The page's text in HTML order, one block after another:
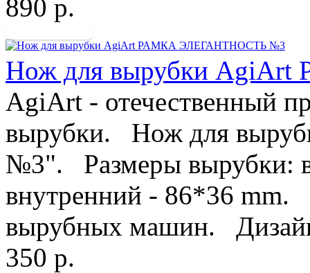
890 р.
Нож для вырубки
AgiArt - отечественный
вырубки. Нож для
№3". Размеры вырубки:
внутренний - 86*36 mm.
вырубных машин.
350 р.